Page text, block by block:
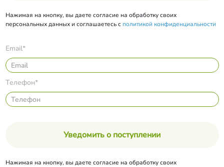
Нажимая на кнопку, вы даете согласие на обработку своих
персональных данных и соглашаетесь с политикой конфиденциальности
Email*
Телефон*
Уведомить о поступлении
Нажимая на кнопку, вы даете согласие на обработку своих